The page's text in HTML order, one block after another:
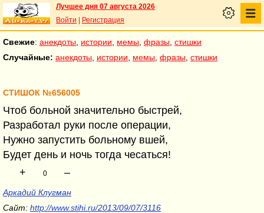
Лучшее дня 07 августа 2026
Войти
Регистрация
Свежие: анекдоты истории мемы фразы стишки
Случайные: анекдоты истории мемы фразы стишки
СТИШОК №656005
Чтоб больной значительно быстрей,
Разработал руки после операции,
Нужно запустить больному вшей,
Будет день и ночь тогда чесаться!
+
0 –
Аркадий Клугман
Сайт: http://www.stihi.ru/2013/09/07/3116